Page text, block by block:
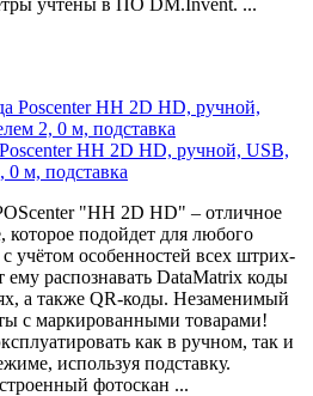
HH 2D HD, ручной, USB,
0 м, подставка
"HH 2D HD" – отличное
подойдет для любого
с учётом особенностей всех штрих-
ему распознавать DataMatrix коды
а также QR-коды. Незаменимый
с маркированными товарами!
как в ручном, так и
используя подставку.
фотоскан ...